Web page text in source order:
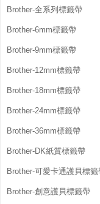
Brother-全系列標籤帶
Brother-6mm標籤帶
Brother-9mm標籤帶
Brother-12mm標籤帶
Brother-18mm標籤帶
Brother-24mm標籤帶
Brother-36mm標籤帶
Brother-DK紙質標籤帶
Brother-可愛卡通護貝標籤
Brother-創意護貝標籤帶